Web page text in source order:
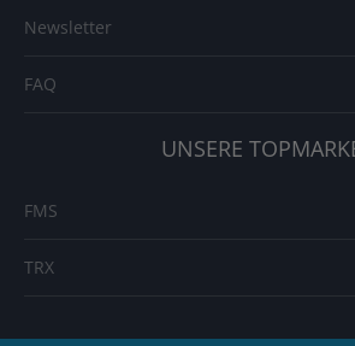
Newsletter
FAQ
UNSERE
FMS
TRX